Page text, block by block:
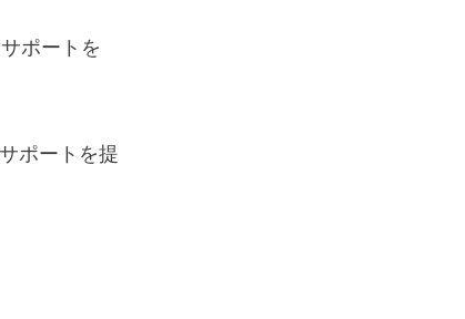
ポートを
ポートを提